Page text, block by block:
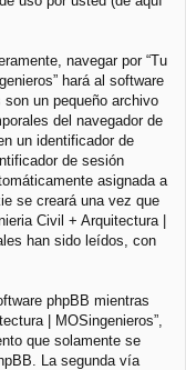
navegar por “Tu
hará al software
un pequeño archivo
del navegador de
un identificador de
de sesión
asignada a
se creará una vez que
Civil + Arquitectura |
han sido leídos, con
phpBB mientras
| MOSingenieros”,
que solamente se
La segunda vía